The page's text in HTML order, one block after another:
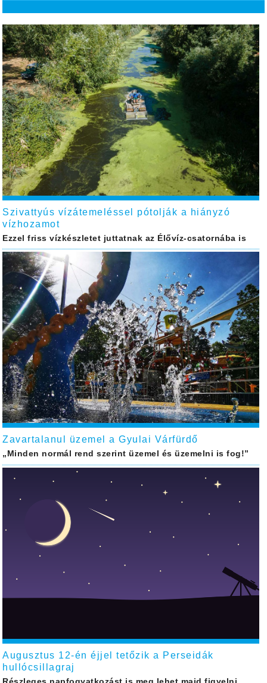
Szivattyús vízátemeléssel pótolják a hiányzó
vízhozamot
Ezzel friss vízkészletet juttatnak az Élővíz-csatornába is
Zavartalanul üzemel a Gyulai Várfürdő
„Minden normál rend szerint üzemel és üzemelni is fog!”
Augusztus 12-én éjjel tetőzik a Perseidák
hullócsillagraj